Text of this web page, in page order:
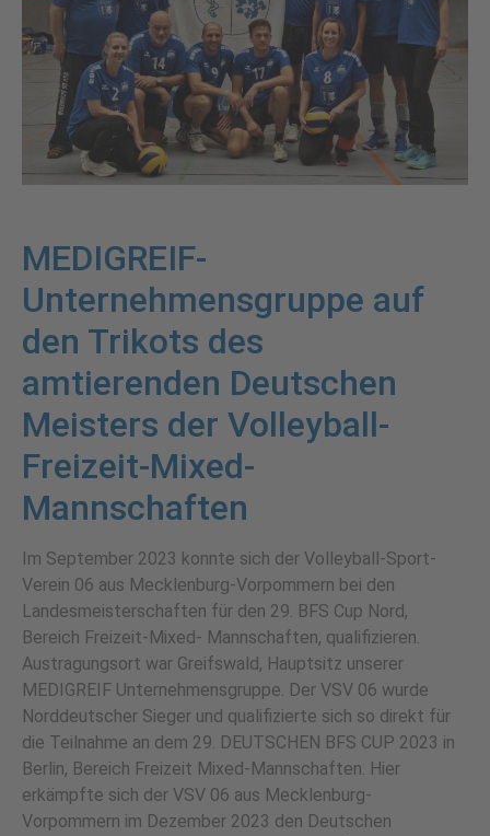
MEDIGREIF-
Unternehmensgruppe auf
den Trikots des
amtierenden Deutschen
Meisters der Volleyball-
Freizeit-Mixed-
Mannschaften
Im September 2023 konnte sich der Volley­ball-Sport-
Verein 06 aus Mecklenburg-Vorpommern bei den
Landesmeisterschaften für den 29. BFS Cup Nord,
Bereich Freizeit-Mixed- Mannschaften, qualifizieren.
Austra­gungsort war Greifswald, Hauptsitz unserer
MEDIGREIF Unternehmensgruppe. Der VSV 06 wurde
Norddeutscher Sieger und qualifizierte sich so direkt für
die Teilnahme an dem 29. DEUTSCHEN BFS CUP 2023 in
Berlin, Bereich Freizeit Mixed-Mannschaften. Hier
erkämpfte sich der VSV 06 aus Mecklen­burg-
Vorpommern im Dezember 2023 den Deutschen